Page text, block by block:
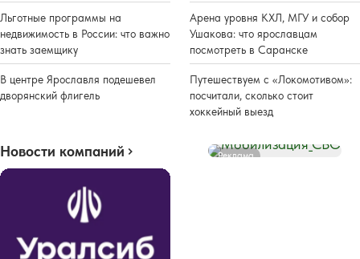
Льготные программы на
недвижимость в России: что важно
знать заемщику
В центре Ярославля подешевел
дворянский флигель
Арена уровня КХЛ, МГУ и собор
Ушакова: что ярославцам
посмотреть в Саранске
Путешествуем с «Локомотивом»:
посчитали, сколько стоит
хоккейный выезд
Новости компаний Реклама